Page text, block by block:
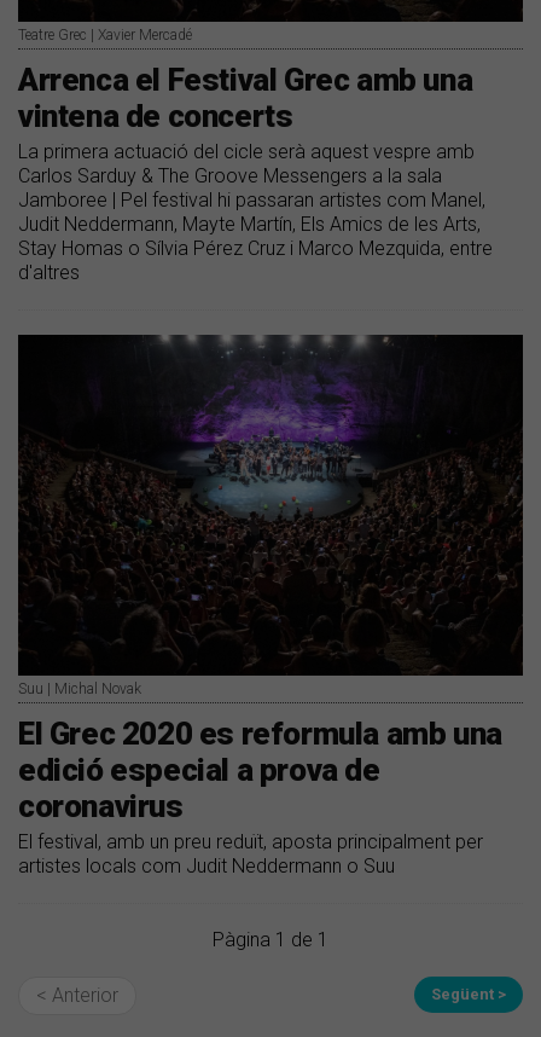
Teatre Grec | Xavier Mercadé
Arrenca el Festival Grec amb una
vintena de concerts
La primera actuació del cicle serà aquest vespre amb
Carlos Sarduy & The Groove Messengers a la sala
Jamboree | Pel festival hi passaran artistes com Manel,
Judit Neddermann, Mayte Martín, Els Amics de les Arts,
Stay Homas o Sílvia Pérez Cruz i Marco Mezquida, entre
d'altres
Suu | Michal Novak
El Grec 2020 es reformula amb una
edició especial a prova de
coronavirus
El festival, amb un preu reduït, aposta principalment per
artistes locals com Judit Neddermann o Suu
Pàgina 1 de 1
< Anterior Següent >